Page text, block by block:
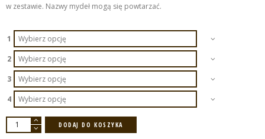
w zestawie. Nazwy mydeł mogą się powtarzać.
1
2
3
4
ilość
ZESTAW
MYDEŁ
DODAJ DO KOSZYKA